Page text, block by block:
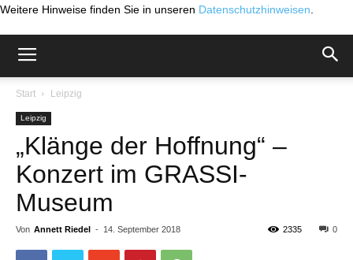
Weitere Hinweise finden Sie in unseren Datenschutzhinweisen
Start Leipzig
Leipzig
„Klänge der Hoffnung“ –
Konzert im GRASSI-
Museum
Von Annett Riedel - 14. September 2018 0
2335